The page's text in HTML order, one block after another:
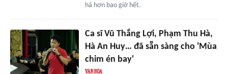
hả hơn bao giờ hết.
Ca sĩ Vũ Thắng Lợi, Phạm Thu Hà,
Hà An Huy… đã sẵn sàng cho 'Mùa
chim én bay'